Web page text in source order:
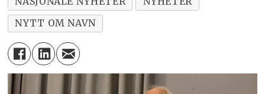
NYTT OM NAVN